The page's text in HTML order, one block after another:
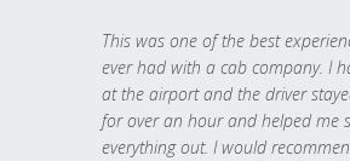
This was one of the best
ever had with a cab company. I
at the airport and the driver
for over an hour and helped me
everything out. I would